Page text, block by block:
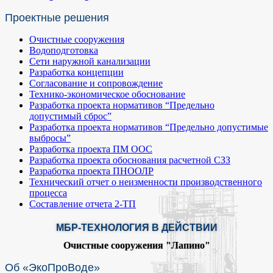
Проектные решения
Очистные сооружения
Водоподготовка
Сети наружной канализации
Разработка концепции
Согласование и сопровождение
Технико-экономическое обоснование
Разработка проекта нормативов “Предельно
допустимый сброс”
Разработка проекта нормативов “Предельно допустимые
выбросы”
Разработка проекта ПМ ООС
Разработка проекта обоснования расчетной СЗЗ
Разработка проекта ПНООЛР
Технический отчет о неизменности производственного
процесса
Составление отчета 2-ТП
МБР-ТЕХНОЛОГИЯ В ДЕЙСТВИИ
Очистные сооружения "Лапино"
Об «ЭкоПроВоде»